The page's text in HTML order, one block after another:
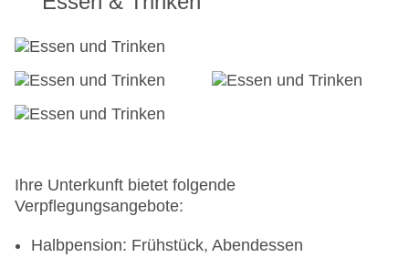
Ihre Unterkunft bietet folgende
Verpflegungsangebote:
Halbpension: Frühstück, Abendessen